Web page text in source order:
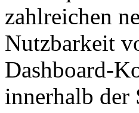
zahlreichen
Nutzbarkeit
Dashboard-
innerhalb der